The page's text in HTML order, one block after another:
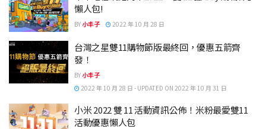
懶人包!
BY小丰子 2022 年 10 月 28 日
台灣之星雙11購物節版最終回，優惠五箭齊
發！
BY小丰子
2022 年 10 月 28 日 - UPDATED ON 2022 年 10 月 31 日
小米 2022 雙 11 活動資訊公佈！米粉最愛雙11
活動優惠懶人包